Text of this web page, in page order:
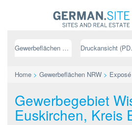
Gewerbeflächen NRW
Home > Gewerbeflächen NRW > Exposé
Gewerbegebiet
Euskirchen, Kreis